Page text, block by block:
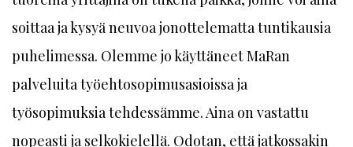
soittaa ja kysyä neuvoa jonottelematta tuntikausia
puhelimessa. Olemme jo käyttäneet MaRan
palveluita työehtosopimusasioissa ja
työsopimuksia tehdessämme. Aina on vastattu
nopeasti ja selkokielellä. Odotan, että jatkossakin